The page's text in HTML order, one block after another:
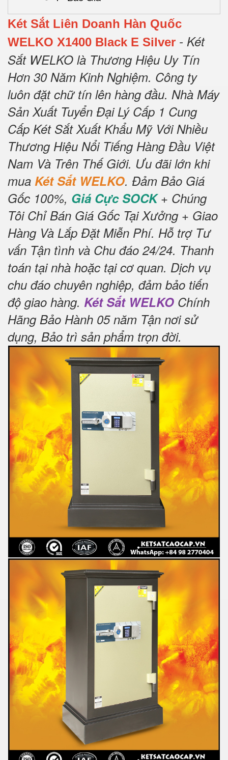
Két Sắt Liên Doanh Hàn Quốc
WELKO X1400 Black E Silver - Két
Sắt WELKO là Thương Hiệu Uy Tín
Hơn 30 Năm Kinh Nghiệm. Công ty
luôn đặt chữ tín lên hàng đầu. Nhà Máy
Sản Xuất Tuyển Đại Lý Cấp 1 Cung
Cấp Két Sắt Xuất Khẩu Mỹ Với Nhiều
Thương Hiệu Nổi Tiếng Hàng Đầu Việt
Nam Và Trên Thế Giới. Ưu đãi lớn khi
mua Két Sắt WELKO. Đảm Bảo Giá
Gốc 100%, Giá Cực SOCK+ Chúng
Tôi Chỉ Bán Giá Gốc Tại Xưởng + Giao
Hàng Và Lắp Đặt Miễn Phí. Hỗ trợ Tư
vấn Tận tình và Chu đáo 24/24. Thanh
toán tại nhà hoặc tại cơ quan. Dịch vụ
chu đáo chuyên nghiệp, đảm bảo tiến
độ giao hàng. Két Sắt WELKO Chính
Hãng Bảo Hành 05 năm Tận nơi sử
dụng, Bảo trì sản phẩm trọn đời.